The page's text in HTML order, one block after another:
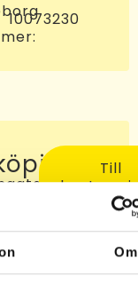
Om
10073230
10072810
Till